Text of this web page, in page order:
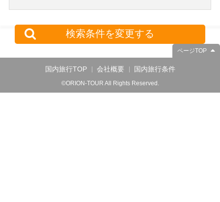
検索条件を変更する
ページTOP
国内旅行TOP 会社概要 国内旅行条件
©ORION-TOUR All Rights Reserved.